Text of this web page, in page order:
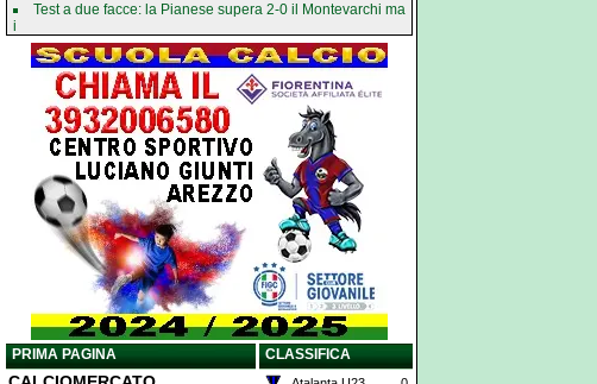
Test a due facce: la Pianese supera 2-0 il Montevarchi ma
i
PRIMA PAGINA CLASSIFICA